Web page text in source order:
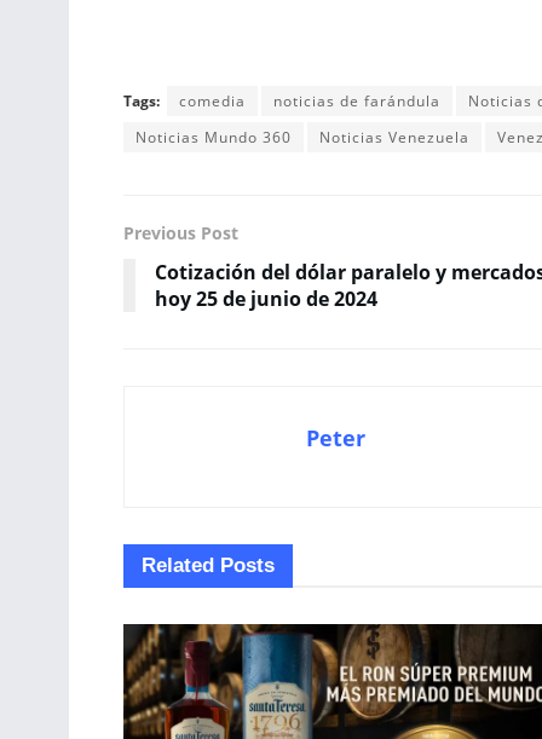
Tags: comedia noticias de farándula
Noticias
Noticias Mundo 360
Noticias Venezuela
Previous Post
Cotización del dólar paralelo y
hoy 25 de junio de 2024
Peter
Related Posts